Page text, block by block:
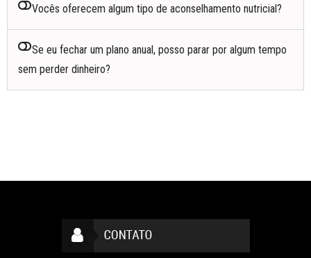
Vocês oferecem algum tipo de aconselhamento nutricial?
Se eu fechar um plano anual, posso parar por algum tempo
sem perder dinheiro?